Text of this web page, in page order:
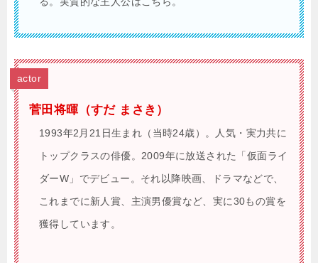
actor
菅田将暉（すだ まさき）
1993年2月21日生まれ（当時24歳）。人気・実力共に
トップクラスの俳優。2009年に放送された「仮面ライ
ダーW」でデビュー。それ以降映画、ドラマなどで、
これまでに新人賞、主演男優賞など、実に30もの賞を
獲得しています。